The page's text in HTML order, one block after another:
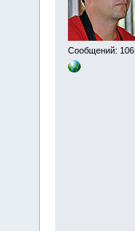
Сообщений: 106